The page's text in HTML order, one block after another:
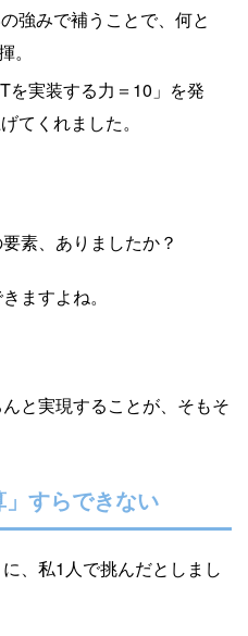
強みで補うことで、何と
を実装する力＝10」を発
てくれました。
素、ありましたか？
ますよね。
と実現することが、そもそ
すらできない
、私1人で挑んだとしまし